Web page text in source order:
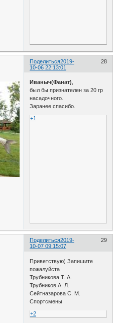
Поделиться 28
2019-
10-06 22:13:01
Иваныч(Фанат)
был бы признателен за 20 гр
насадочного.
Заранее спасибо.
+1
Поделиться 29
2019-
10-07 09:15:07
Приветствую) Запишите
пожалуйста
Трубникова Т. А.
Трубников А. Л.
Сейтназарова С. М.
Спортсмены
+2